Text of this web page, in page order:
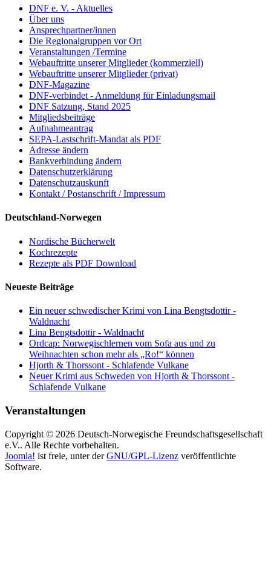
DNF e. V. - Aktuelles
Über uns
Ansprechpartner/innen
Die Regionalgruppen vor Ort
Veranstaltungen /Termine
Webauftritte unserer Mitglieder (kommerziell)
Webauftritte unserer Mitglieder (privat)
DNF-Magazine
DNF-verbindet - Anmeldung für Einladungsmail
DNF Satzung, Stand 2025
Mitgliedsbeiträge
Aufnahmeantrag
SEPA-Lastschrift-Mandat als PDF
Adresse ändern
Bankverbindung ändern
Datenschutzerklärung
Datenschutzauskunft
Kontakt / Postanschrift / Impressum
Deutschland-Norwegen
Nordische Bücherwelt
Kochrezepte
Rezepte als PDF Download
Neueste Beiträge
Ein neuer schwedischer Krimi von Lina Bengtsdottir -
Waldnacht
Lina Bengtsdottir - Waldnacht
Ordcap: Norwegischlernen vom Sofa aus und zu
Weihnachten schon mehr als „Ro!“ können
Hjorth & Thorssont - Schlafende Vulkane
Neuer Krimi aus Schweden von Hjorth & Thorssont -
Schlafende Vulkane
Veranstaltungen
Copyright © 2026 Deutsch-Norwegische Freundschaftsgesellschaft
e.V.. Alle Rechte vorbehalten.
Joomla! ist freie, unter derGNU/GPL-Lizenz veröffentlichte
Software.